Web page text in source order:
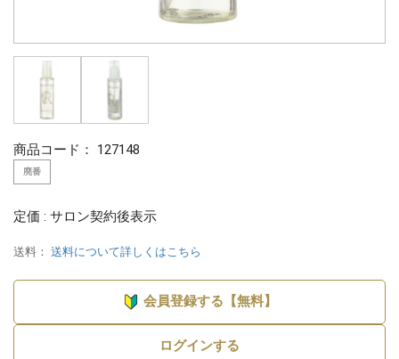
商品コード： 127148
廃番
定価 : サロン契約後表示
送料： 送料について詳しくはこちら
会員登録する【無料】
ログインする